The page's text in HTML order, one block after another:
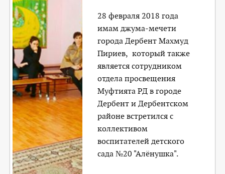
28 февраля 2018 года
имам джума-мечети
города Дербент Махмуд
Пириев, который также
является сотрудником
отдела просвещения
Муфтията РД в городе
Дербент и Дербентском
районе встретился с
коллективом
воспитателей детского
сада №20 "Алёнушка".